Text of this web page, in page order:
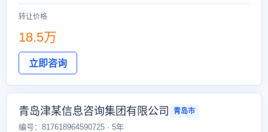
转让价格
18.5万
立即咨询
青岛津某信息咨询集团有限公司 青岛市
编号：817618964590725 · 5年